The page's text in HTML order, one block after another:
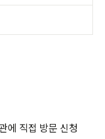
에 직접 방문 신청